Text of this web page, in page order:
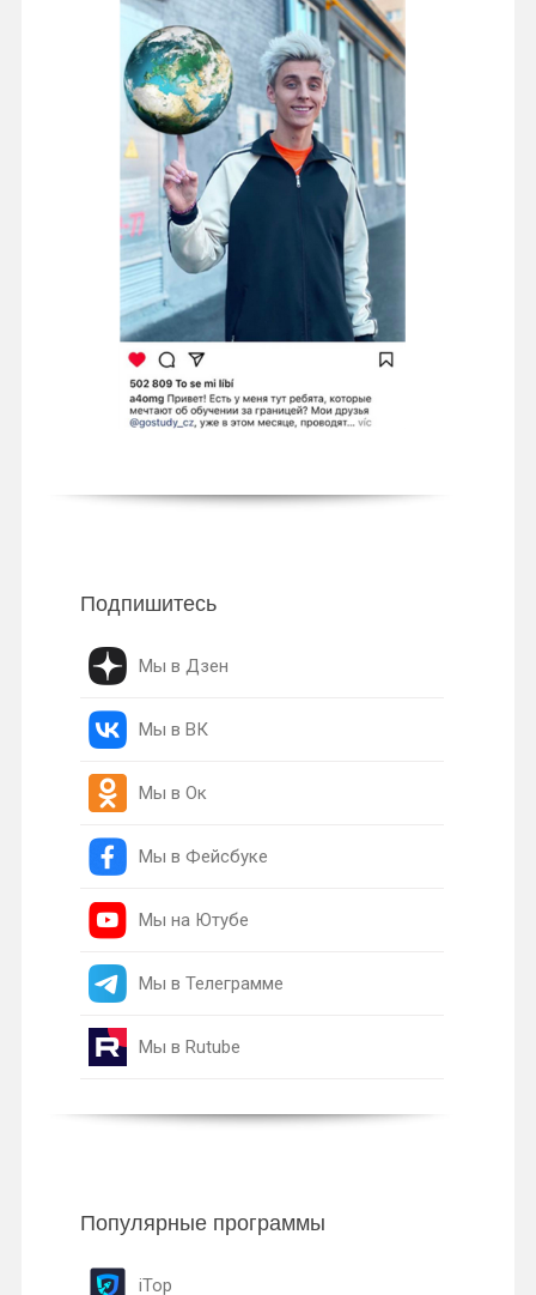
Подпишитесь
Мы в Дзен
Мы в ВК
Мы в Ок
Мы в Фейсбуке
Мы на Ютубе
Мы в Телеграмме
Мы в Rutube
Популярные программы
iTop